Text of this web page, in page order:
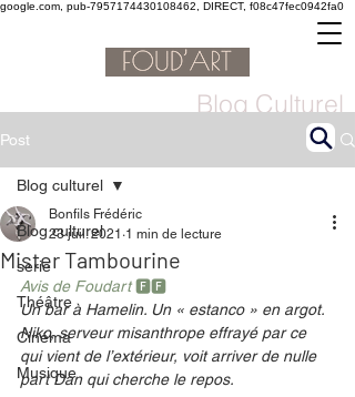
google.com, pub-7957174430108462, DIRECT, f08c47fec0942fa0
Blog Culturel
Post
Blog culturel
serie
Théâtre
Cinéma
Musique
Blog culturel
Mister Tambourine
Bonfils Frédéric
23 juil. 2021 1 min de lecture
Avis de Foudart 🅵🅵
Un bar à Hamelin. Un « estanco » en argot.
Niko, serveur misanthrope effrayé par ce
qui vient de l’extérieur, voit arriver de nulle
part Dan qui cherche le repos.